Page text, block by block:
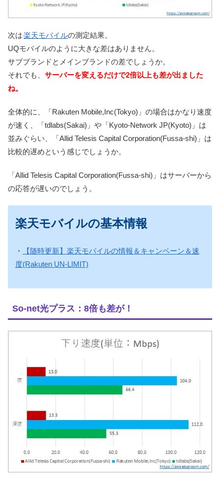
次は楽天モバイルの測定結果。
UQモバイルのように大きな差はありません。
サブブランドとメインブランドの差でしょうか。
それでも、 サーバーを変えるだけで2倍以上も差が出ました
ね。
全体的に、「Rakuten Mobile,Inc(Tokyo)」の場合はかなり速度
が速く、「tdlabs(Sakai)」や「Kyoto-Network JP(Kyoto)」は
並みぐらい、「Allid Telesis Capital Corporation(Fussa-shi)」は
比較的遅めという感じでしょうか。
「Allid Telesis Capital Corporation(Fussa-shi)」はサーバーから
の応答が遅いのでしょう。
楽天モバイルの基本情報
・
【随時更新】楽天モバイルの情報＆キャンペーン＆速
度(Rakuten UN-LIMIT)
So-net光プラス：8倍も差が！